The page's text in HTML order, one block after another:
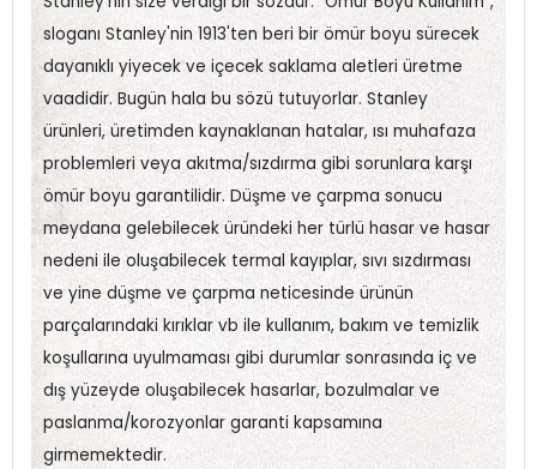
sloganı Stanley'nin 1913'ten beri bir ömür boyu sürecek
dayanıklı yiyecek ve içecek saklama aletleri üretme
vaadidir. Bugün hala bu sözü tutuyorlar. Stanley
ürünleri, üretimden kaynaklanan hatalar, ısı muhafaza
problemleri veya akıtma/sızdırma gibi sorunlara karşı
ömür boyu garantilidir. Düşme ve çarpma sonucu
meydana gelebilecek üründeki her türlü hasar ve hasar
nedeni ile oluşabilecek termal kayıplar, sıvı sızdırması
ve yine düşme ve çarpma neticesinde ürünün
parçalarındaki kırıklar vb ile kullanım, bakım ve temizlik
koşullarına uyulmaması gibi durumlar sonrasında iç ve
dış yüzeyde oluşabilecek hasarlar, bozulmalar ve
paslanma/korozyonlar garanti kapsamına
girmemektedir.